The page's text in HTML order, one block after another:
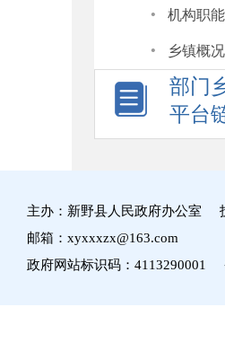
· 机构职能
· 乡镇概况
部门
平台
主办：新野县人民政府办公室
邮箱：xyxxxzx@163.com
政府网站标识码：4113290001